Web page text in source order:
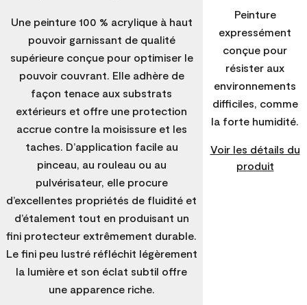
Une peinture 100 % acrylique à haut
pouvoir garnissant de qualité
supérieure conçue pour optimiser le
pouvoir couvrant. Elle adhère de
façon tenace aux substrats
extérieurs et offre une protection
accrue contre la moisissure et les
taches. D’application facile au
pinceau, au rouleau ou au
pulvérisateur, elle procure
d’excellentes propriétés de fluidité et
d’étalement tout en produisant un
fini protecteur extrêmement durable.
Le fini peu lustré réfléchit légèrement
la lumière et son éclat subtil offre
une apparence riche.
Peinture
expressément
conçue pour
résister aux
environnements
difficiles, comme
la forte humidité.
Voir les détails du
produit